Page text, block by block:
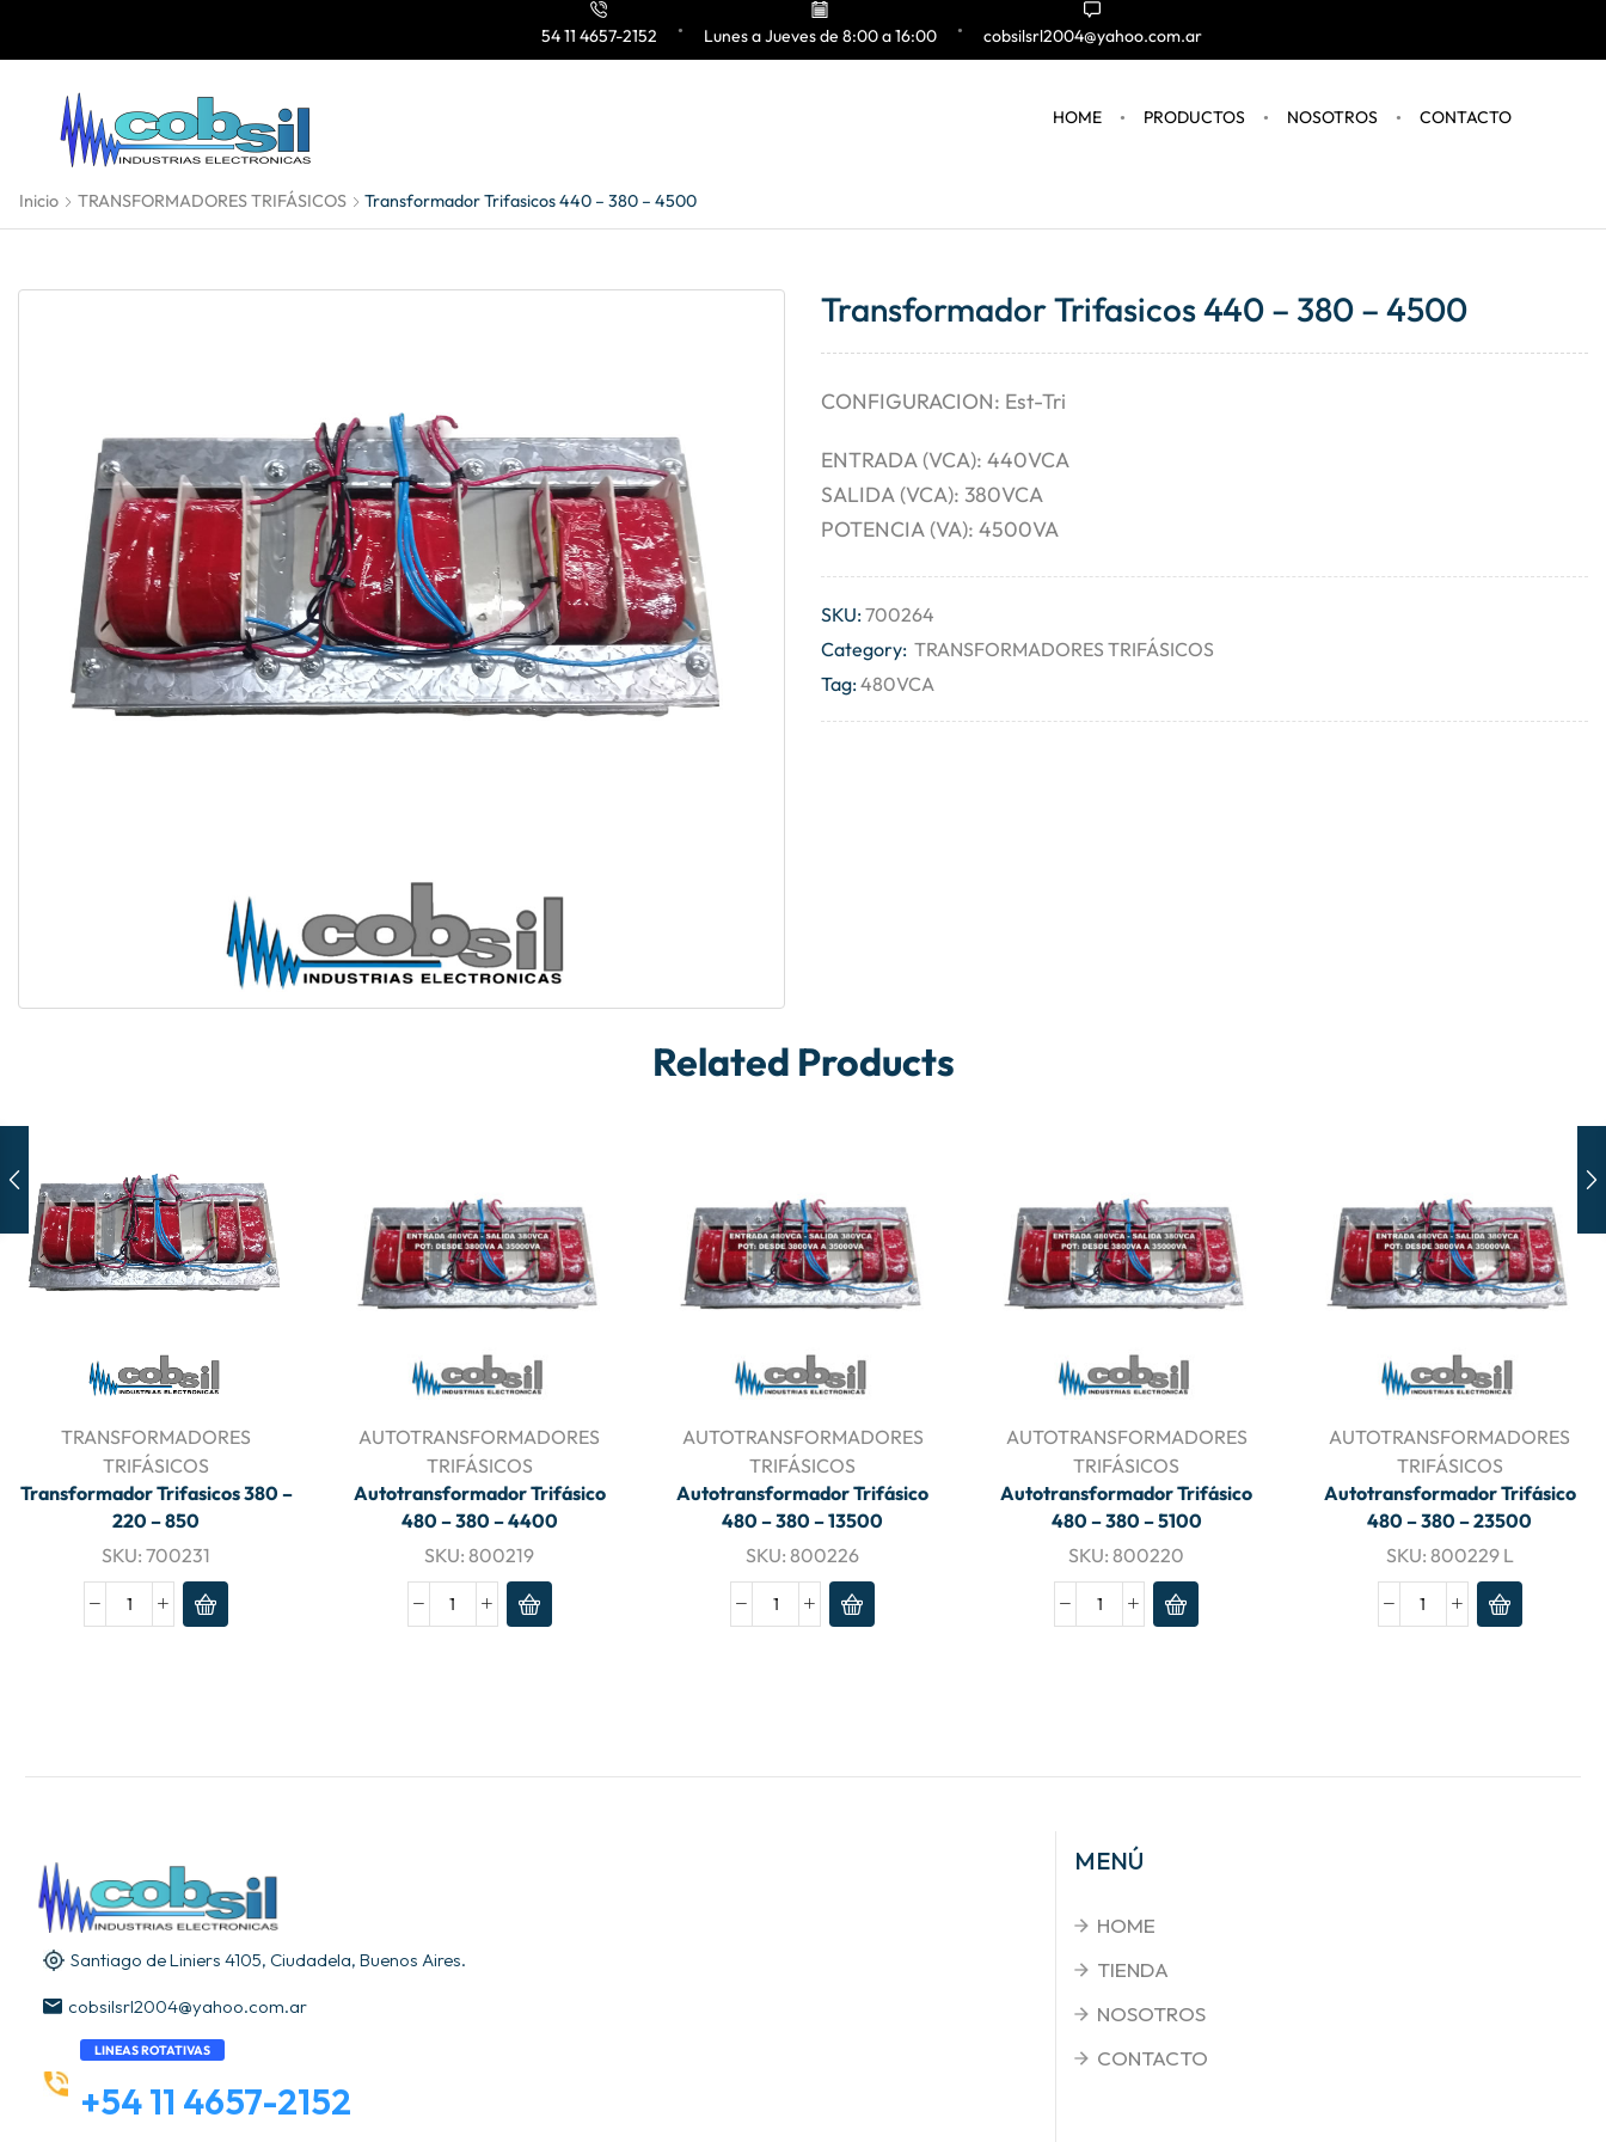
54 11 4657-2152 Lunes a Jueves de 8:00 a 16:00 cobsilsrl2004@yahoo.com.ar
HOME PRODUCTOS NOSOTROS CONTACTO
Inicio TRANSFORMADORES TRIFÁSICOS Transformador Trifasicos 440 – 380 – 4500
Transformador Trifasicos 440 – 380 – 4500
CONFIGURACION: Est-Tri
ENTRADA (VCA): 440VCA
SALIDA (VCA): 380VCA
POTENCIA (VA): 4500VA
SKU:700264
Category: TRANSFORMADORES TRIFÁSICOS
Tag:480VCA
Related Products
TRANSFORMADORES
TRIFÁSICOS
Transformador Trifasicos 380 –
220 – 850
SKU:700231
AUTOTRANSFORMADORES
TRIFÁSICOS
Autotransformador Trifásico
480 – 380 – 4400
SKU:800219
AUTOTRANSFORMADORES
TRIFÁSICOS
Autotransformador Trifásico
480 – 380 – 13500
SKU:800226
AUTOTRANSFORMADORES
TRIFÁSICOS
Autotransformador Trifásico
480 – 380 – 5100
SKU:800220
AUTOTRANSFORMADORES
TRIFÁSICOS
Autotransformador Trifásico
480 – 380 – 23500
SKU: 800229 L
Santiago de Liniers 4105, Ciudadela, Buenos Aires.
cobsilsrl2004@yahoo.com.ar
LINEAS ROTATIVAS
+54 11 4657-2152
MENÚ
HOME
TIENDA
NOSOTROS
CONTACTO